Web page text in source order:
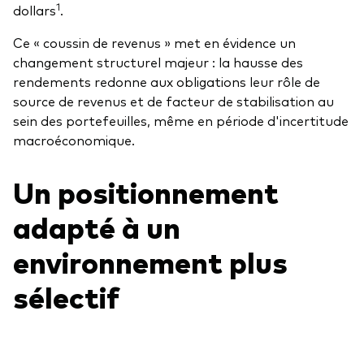
dollars1.
Ce « coussin de revenus » met en évidence un
changement structurel majeur : la hausse des
rendements redonne aux obligations leur rôle de
source de revenus et de facteur de stabilisation au
sein des portefeuilles, même en période d'incertitude
macroéconomique.
Un positionnement
adapté à un
environnement plus
sélectif